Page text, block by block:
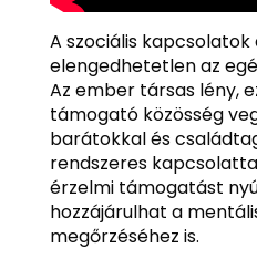
A szociális kapcsolatok
elengedhetetlen az
Az ember társas lény,
támogató közösség
barátokkal és
rendszeres
érzelmi támogatást
hozzájárulhat a
megőrzéséhez is.